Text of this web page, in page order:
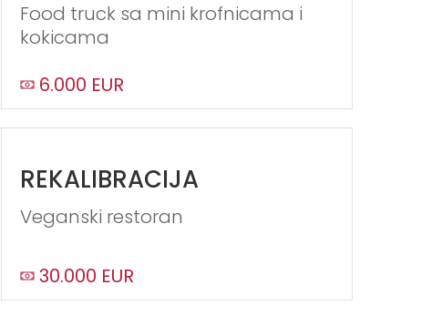
Food truck sa mini krofnicama i
kokicama
6.000 EUR
REKALIBRACIJA
Veganski restoran
30.000 EUR